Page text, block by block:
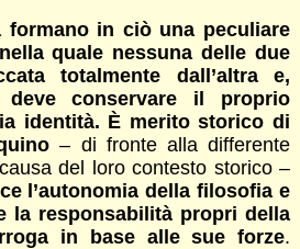
formano in ciò una peculiare
quale nessuna delle due
totalmente dall’altra e,
deve conservare il proprio
identità. È merito storico di
– di fronte alla differente
del loro contesto storico –
l’autonomia della filosofia e
la responsabilità propri della
in base alle sue forze.